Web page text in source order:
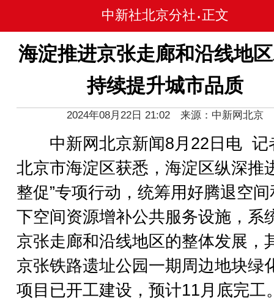
中新社北京分社 • 正文
海淀推进京张走廊和沿线地
持续提升城市品质
2024年08月22日 21:02 来源：中新网北京
中新网北京新闻8月22日电 记
北京市海淀区获悉，海淀区纵深推
整促”专项行动，统筹用好腾退空
下空间资源增补公共服务设施，系
京张走廊和沿线地区的整体发展，
京张铁路遗址公园一期周边地块绿
项目已开工建设，预计11月底完工